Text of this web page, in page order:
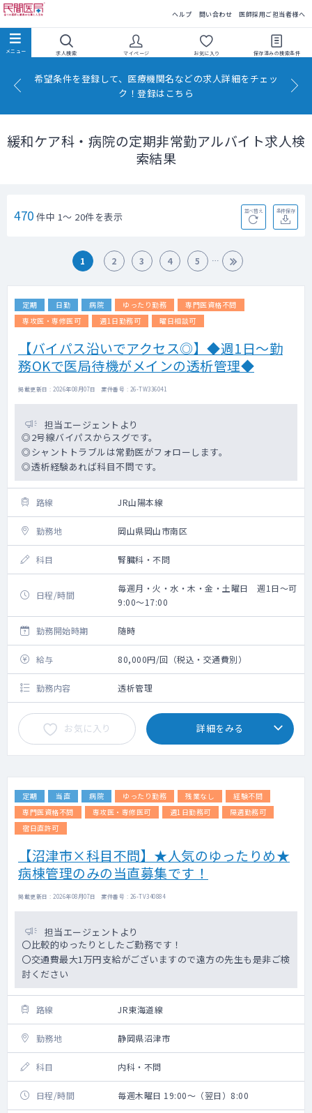
ヘルプ 問い合わせ 医師採用ご担当者様へ
求人検索 マイページ お気に入り 保存済みの検索条件
希望条件を登録して、医療機関名などの求人詳細をチェッ
ク！登録はこちら
緩和ケア科・病院の定期非常勤アルバイト求人検
索結果
470 件中 1～ 20件を表示 並べ替え 条件保存
1 2 3 4 5
定期 日勤 病院 ゆったり勤務
専門医資格不問
専攻医・専修医可
週1日勤務可 曜日相談可
【バイパス沿いでアクセス◎】◆週1日～勤
務OKで医局待機がメインの透析管理◆
掲載更新日 : 2026年08月07日 案件番号 : 26-TW336041
担当エージェントより
◎2号線バイパスからスグです。
◎シャントトラブルは常勤医がフォローします。
◎透析経験あれば科目不問です。
路線 JR山陽本線
勤務地 岡山県岡山市南区
科目 腎臓科・不問
日程/時間
毎週月・火・水・木・金・土曜日 週1日～可
9:00～17:00
勤務開始時期 随時
給与 80,000円/回（税込・交通費別）
勤務内容 透析管理
お気に入り 詳細をみる
定期 当直 病院 ゆったり勤務 残業なし
経験不問
専門医資格不問
専攻医・専修医可 週1日勤務可
隔週勤務可
宿日直許可
【沼津市×科目不問】★人気のゆったりめ★
病棟管理のみの当直募集です！
掲載更新日 : 2026年08月07日 案件番号 : 26-TV340884
担当エージェントより
〇比較的ゆったりとしたご勤務です！
〇交通費最大1万円支給がございますので遠方の先生も是非ご検
討ください
路線 JR東海道線
勤務地 静岡県沼津市
科目 内科・不問
日程/時間 毎週木曜日 19:00～（翌日）8:00